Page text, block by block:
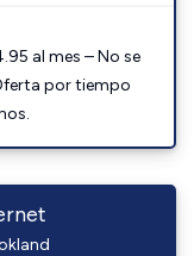
al mes – No se
por tiempo